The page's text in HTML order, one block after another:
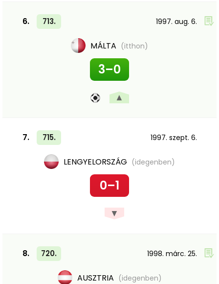
6. 713. 1997. aug. 6.
MÁLTA (itthon)
3–0
▲
7. 715. 1997. szept. 6.
LENGYELORSZÁG (idegenben)
0–1
▼
8. 720. 1998. márc. 25.
AUSZTRIA (idegenben)